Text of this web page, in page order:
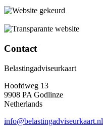
Contact
Belastingadviseurkaart
Hoofdweg 13
9908 PA Godlinze
Netherlands
info@belastingadviseurkaart.nl